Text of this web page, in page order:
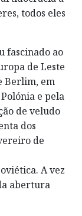
todos eles
fascinado ao
de Leste
Berlim, em
e pela
de veludo
dos
de
A vez
abertura